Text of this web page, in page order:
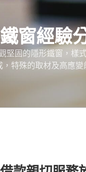
窗經驗
堅固的隱形鐵窗，樣
特殊的取材及高應